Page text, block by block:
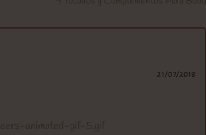
21/07/2018
animated-gif-5.gif